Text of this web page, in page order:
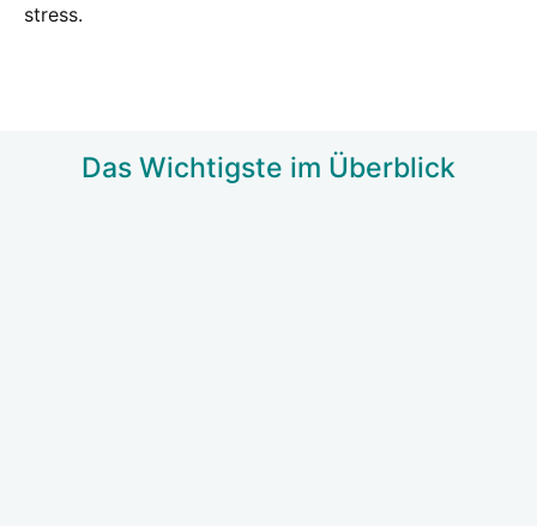
stress.
Das Wich­tigs­te im Über­blick